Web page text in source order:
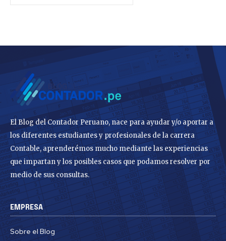
El Blog del Contador Peruano, nace para ayudar y/o aportar a
los diferentes estudiantes y profesionales de la carrera
Contable, aprenderémos mucho mediante las experiencias
que impartan y los posibles casos que podamos resolver por
medio de sus consultas.
EMPRESA
Sobre el Blog